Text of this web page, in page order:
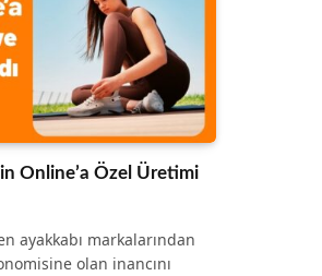
Online’a Özel Üretimi
ayakkabı markalarından
olan inancını